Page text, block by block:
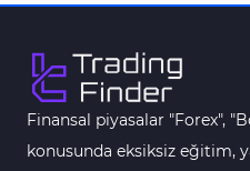
Finansal piyasalar "Forex",
konusunda eksiksiz eğitim,